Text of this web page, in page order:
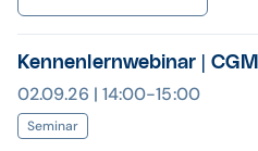
Kennenlernwebinar |
02.09.26 | 14:00-15:00
Seminar